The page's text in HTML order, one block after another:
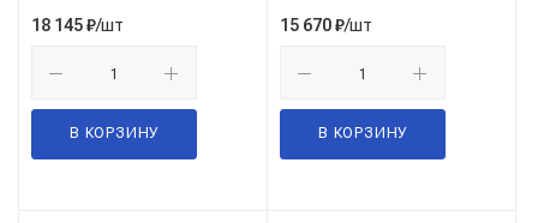
18 145₽/шт
В КОРЗИНУ
15 670₽/шт
В КОРЗИНУ